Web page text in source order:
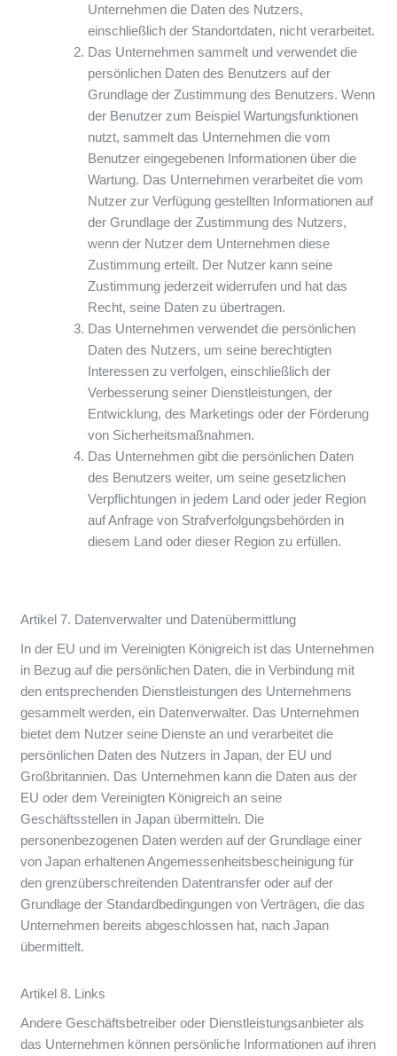
Unternehmen die Daten des Nutzers,
einschließlich der Standortdaten, nicht verarbeitet.
Das Unternehmen sammelt und verwendet die
persönlichen Daten des Benutzers auf der
Grundlage der Zustimmung des Benutzers. Wenn
der Benutzer zum Beispiel Wartungsfunktionen
nutzt, sammelt das Unternehmen die vom
Benutzer eingegebenen Informationen über die
Wartung. Das Unternehmen verarbeitet die vom
Nutzer zur Verfügung gestellten Informationen auf
der Grundlage der Zustimmung des Nutzers,
wenn der Nutzer dem Unternehmen diese
Zustimmung erteilt. Der Nutzer kann seine
Zustimmung jederzeit widerrufen und hat das
Recht, seine Daten zu übertragen.
Das Unternehmen verwendet die persönlichen
Daten des Nutzers, um seine berechtigten
Interessen zu verfolgen, einschließlich der
Verbesserung seiner Dienstleistungen, der
Entwicklung, des Marketings oder der Förderung
von Sicherheitsmaßnahmen.
Das Unternehmen gibt die persönlichen Daten
des Benutzers weiter, um seine gesetzlichen
Verpflichtungen in jedem Land oder jeder Region
auf Anfrage von Strafverfolgungsbehörden in
diesem Land oder dieser Region zu erfüllen.
Artikel 7. Datenverwalter und Datenübermittlung
In der EU und im Vereinigten Königreich ist das Unternehmen
in Bezug auf die persönlichen Daten, die in Verbindung mit
den entsprechenden Dienstleistungen des Unternehmens
gesammelt werden, ein Datenverwalter. Das Unternehmen
bietet dem Nutzer seine Dienste an und verarbeitet die
persönlichen Daten des Nutzers in Japan, der EU und
Großbritannien. Das Unternehmen kann die Daten aus der
EU oder dem Vereinigten Königreich an seine
Geschäftsstellen in Japan übermitteln. Die
personenbezogenen Daten werden auf der Grundlage einer
von Japan erhaltenen Angemessenheitsbescheinigung für
den grenzüberschreitenden Datentransfer oder auf der
Grundlage der Standardbedingungen von Verträgen, die das
Unternehmen bereits abgeschlossen hat, nach Japan
übermittelt.
Artikel 8. Links
Andere Geschäftsbetreiber oder Dienstleistungsanbieter als
das Unternehmen können persönliche Informationen auf ihren